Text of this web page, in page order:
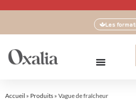
Les
Accueil » Produits » Vague de fraîcheur